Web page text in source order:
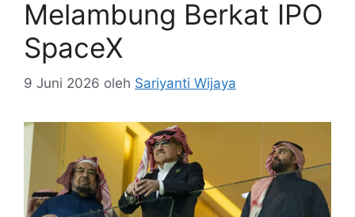
Melambung Berkat IPO
SpaceX
9 Juni 2026 oleh Sariyanti Wijaya